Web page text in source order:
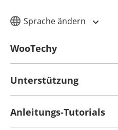
Sprache ändern
WooTechy
Unterstützung
Anleitungs-Tutorials